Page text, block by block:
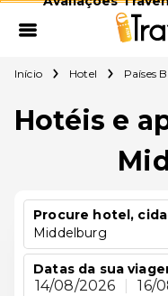
Início Hotel Países
Hotéis e
Procure hotel,
Middelburg
Datas da sua
14/08/2026 16/